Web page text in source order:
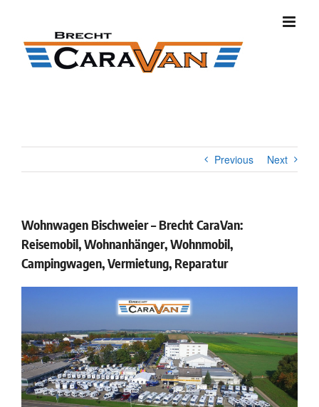
Previous Next
Wohnwagen Bischweier – Brecht CaraVan:
Reisemobil, Wohnanhänger, Wohnmobil,
Campingwagen, Vermietung, Reparatur